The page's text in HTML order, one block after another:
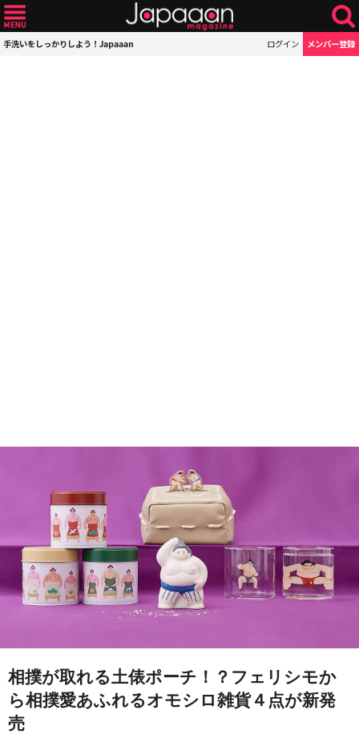
手洗いをしっかりしよう！Japaaan ログイン メンバー登録
相撲が取れる土俵ポーチ！？フェリシモか
ら相撲愛あふれるオモシロ雑貨４点が新発
売